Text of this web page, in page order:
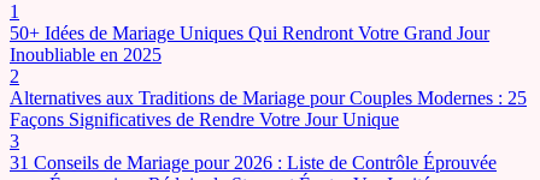
1
50+ Idées de Mariage Uniques Qui Rendront Votre Grand Jour
Inoubliable en 2025
2
Alternatives aux Traditions de Mariage pour Couples Modernes : 25
Façons Significatives de Rendre Votre Jour Unique
3
31 Conseils de Mariage pour 2026 : Liste de Contrôle Éprouvée